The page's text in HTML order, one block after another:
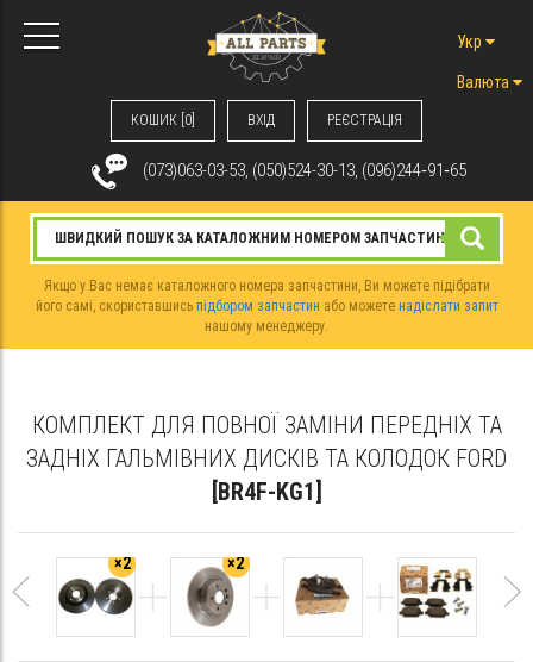
КОШИК [0] ВХIД РЕЄСТРАЦІЯ
Укр
Валюта
(073)063-03-53, (050)524-30-13, (096)244‑91‑65
Якщо у Вас немає каталожного номера запчастини, Ви можете підібрати
його самі, скориставшись підбором запчастин або можете надіслати запит
нашому менеджеру.
КОМПЛЕКТ ДЛЯ ПОВНОЇ ЗАМІНИ ПЕРЕДНІХ ТА
ЗАДНІХ ГАЛЬМІВНИХ ДИСКІВ ТА КОЛОДОК FORD
[BR4F-KG1]
×2 ×2